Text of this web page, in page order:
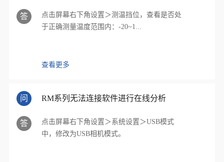
答
点击屏幕右下角设置＞测温挡位，查看是否处
于正确测量温度范围内：-20~1...
查看更多
问 RM系列无法连接软件进行在线分析
答
点击屏幕右下角设置＞系统设置＞USB模式
中，修改为USB相机模式。